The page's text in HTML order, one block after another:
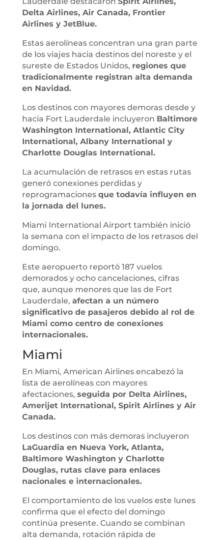
Delta Airlines, Air Canada, Frontier
Airlines y JetBlue.
Estas aerolíneas concentran una gran parte
de los viajes hacia destinos del noreste y el
sureste de Estados Unidos, regiones que
tradicionalmente registran alta demanda
en Navidad.
Los destinos con mayores demoras desde y
hacia Fort Lauderdale incluyeron Baltimore
Washington International, Atlantic City
International, Albany International y
Charlotte Douglas International.
La acumulación de retrasos en estas rutas
generó conexiones perdidas y
reprogramaciones que todavía influyen en
la jornada del lunes.
Miami International Airport también inició
la semana con el impacto de los retrasos del
domingo.
Este aeropuerto reportó 187 vuelos
demorados y ocho cancelaciones, cifras
que, aunque menores que las de Fort
Lauderdale, afectan a un número
significativo de pasajeros debido al rol de
Miami como centro de conexiones
internacionales.
Miami
En Miami, American Airlines encabezó la
lista de aerolíneas con mayores
afectaciones, seguida por Delta Airlines,
Amerijet International, Spirit Airlines y Air
Canada.
Los destinos con más demoras incluyeron
LaGuardia en Nueva York, Atlanta,
Baltimore Washington y Charlotte
Douglas, rutas clave para enlaces
nacionales e internacionales.
El comportamiento de los vuelos este lunes
confirma que el efecto del domingo
continúa presente. Cuando se combinan
alta demanda, rotación rápida de